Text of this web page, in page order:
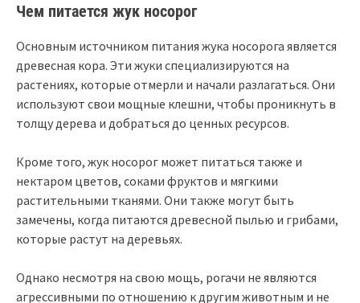
Чем питается жук носорог
Основным источником питания жука носорога является
древесная кора. Эти жуки специализируются на
растениях, которые отмерли и начали разлагаться. Они
используют свои мощные клешни, чтобы проникнуть в
толщу дерева и добраться до ценных ресурсов.
Кроме того, жук носорог может питаться также и
нектаром цветов, соками фруктов и мягкими
растительными тканями. Они также могут быть
замечены, когда питаются древесной пылью и грибами,
которые растут на деревьях.
Однако несмотря на свою мощь, рогачи не являются
агрессивными по отношению к другим животным и не